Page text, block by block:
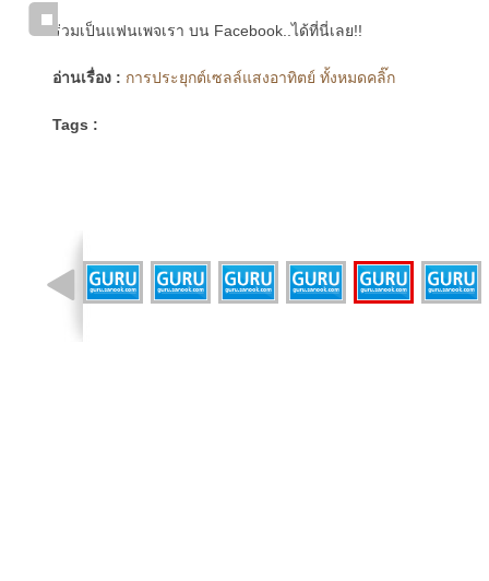
ร่วมเป็นแฟนเพจเรา บน Facebook..ได้ที่นี่เลย!!
อ่านเรื่อง : การประยุกต์เซลล์แสงอาทิตย์ ทั้งหมดคลิ๊ก
Tags :